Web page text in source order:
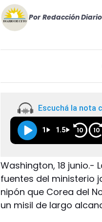
Por Redacción
Escuchá la nota
1 1.5 10 10
Washington, 18 junio.-
fuentes del ministerio
nipón que Corea del
un misil de largo